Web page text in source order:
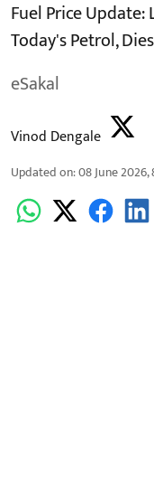
Fuel Price Update:
Today's Petrol,
eSakal
Vinod Dengale
Updated on:08 June 2026,